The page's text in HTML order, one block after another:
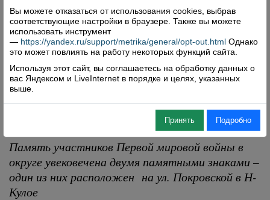
Память участников Первой мировой войны в
округе увековечена двумя памятными знаками –
один из них расположен на ул. Покровской в Н-
Кулое
Вы можете отказаться от использования cookies, выбрав
соответствующие настройки в браузере. Также вы можете
использовать инструмент
— https://yandex.ru/support/metrika/general/opt-out.html Однако
это может повлиять на работу некоторых функций сайта.
Используя этот сайт, вы соглашаетесь на обработку данных о
вас Яндексом и LiveInternet в порядке и целях, указанных
выше.
Принять Подробно